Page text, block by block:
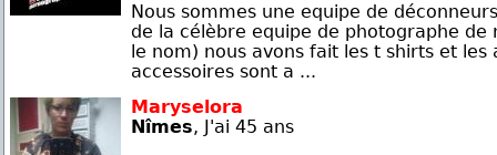
Nous sommes une equipe de
de la célèbre equipe de photographe de
le nom) nous avons fait les t shirts et les
accessoires sont a ...
Maryselora
Nîmes, J'ai 45 ans